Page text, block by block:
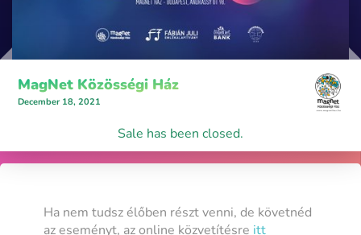
MagNet Közösségi Ház
December 18, 2021
Sale has been closed.
Ha nem tudsz élőben részt venni, de követnéd
az eseményt, az online közvetítésre itt